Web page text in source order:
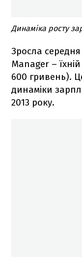
Динаміка росту
Зросла
Manager –
600 гривень).
динаміки
2013 року.